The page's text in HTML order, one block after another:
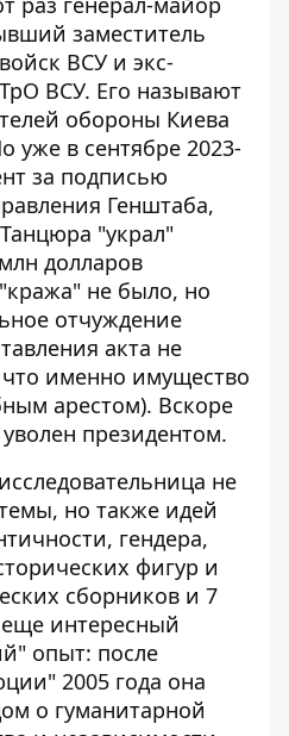
заместитель
ВСУ и экс-
ВСУ. Его называют
обороны Киева
уже в сентябре 2023-
за подписью
Генштаба,
"украл"
долларов
не было, но
отчуждение
акта не
именно имущество
арестом). Вскоре
президентом.
не
, но также идей
гендера,
фигур и
сборников и 7
интересный
опыт: после
2005 года она
о гуманитарной